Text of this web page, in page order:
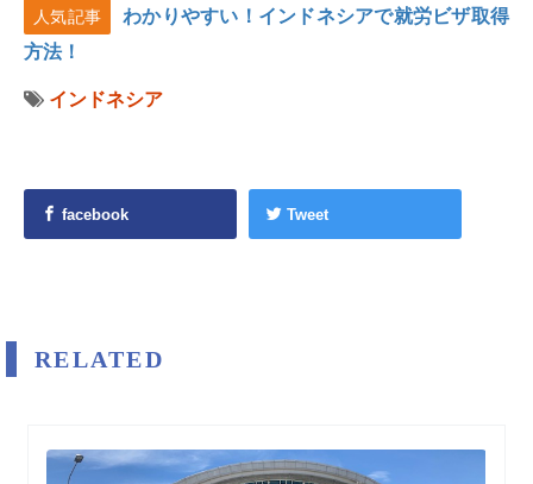
人気記事
わかりやすい！インドネシアで就労ビザ取得
方法！
インドネシア
facebook Tweet
RELATED